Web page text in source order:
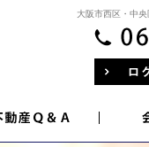
大阪市西区・中